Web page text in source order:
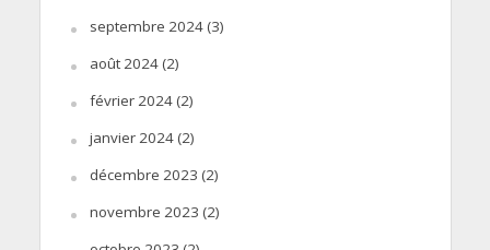
septembre 2024(3)
août 2024(2)
février 2024(2)
janvier 2024(2)
décembre 2023 (2)
novembre 2023 (2)